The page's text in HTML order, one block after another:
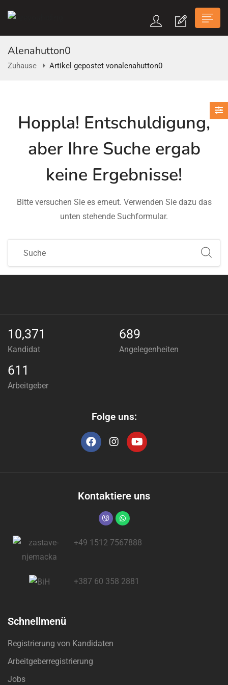
Alenahutton0
Zuhause Artikel gepostet vonalenahutton0
Hoppla! Entschuldigung,
aber Ihre Suche ergab
keine Ergebnisse!
Bitte versuchen Sie es erneut. Verwenden Sie dazu das
unten stehende Suchformular.
10,371
Kandidat
689
Angelegenheiten
611
Arbeitgeber
Folge uns:
Kontaktiere uns
+49 1512 7567888
+387 60 358 2881
Schnellmenü
Registrierung von Kandidaten
Arbeitgeberregistrierung
Jobs